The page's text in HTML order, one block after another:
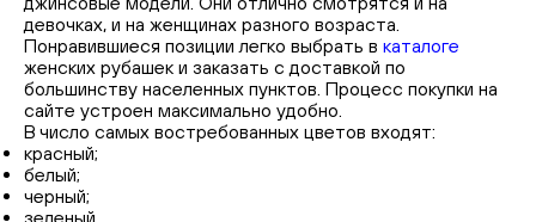
девочках, и на женщинах разного возраста.
Понравившиеся позиции легко выбрать в каталоге
женских рубашек и заказать с доставкой по
большинству населенных пунктов. Процесс покупки на
сайте устроен максимально удобно.
В число самых востребованных цветов входят:
красный;
белый;
черный;
зеленый.